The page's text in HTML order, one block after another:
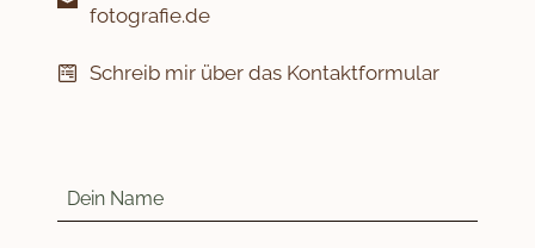
fotografie.de
Schreib mir über das Kontaktformular